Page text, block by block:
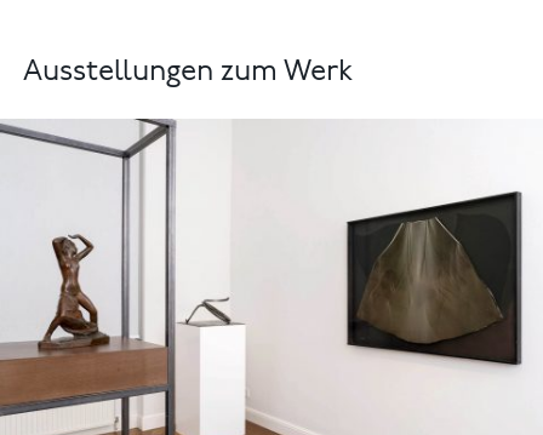
Ausstellungen zum Werk